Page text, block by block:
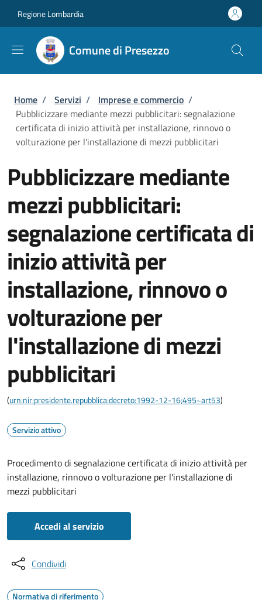
Regione Lombardia
Comune di Presezzo
Briciole di pane
Home / Servizi / Imprese e commercio /
Pubblicizzare mediante mezzi pubblicitari: segnalazione
certificata di inizio attività per installazione, rinnovo o
volturazione per l'installazione di mezzi pubblicitari
Pubblicizzare mediante
mezzi pubblicitari:
segnalazione certificata di
inizio attività per
installazione, rinnovo o
volturazione per
l'installazione di mezzi
pubblicitari
(urn:nir:presidente.repubblica:decreto:1992-12-16;495~art53)
Servizio attivo
Procedimento di segnalazione certificata di inizio attività per
installazione, rinnovo o volturazione per l'installazione di
mezzi pubblicitari
Accedi al servizio
Condividi
Normativa di riferimento